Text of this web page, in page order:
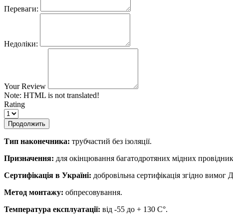
Переваги:
Недоліки:
Your Review
Note: HTML is not translated!
Rating
Продолжить
Тип наконечника: трубчастий без ізоляції.
Призначення: для окінцювання багатодротяних мідних
Сертифікація в Україні: добровільна сертифікація згідно
Метод монтажу: обпресовування.
Температура експлуатації: від -55 до + 130 С°.